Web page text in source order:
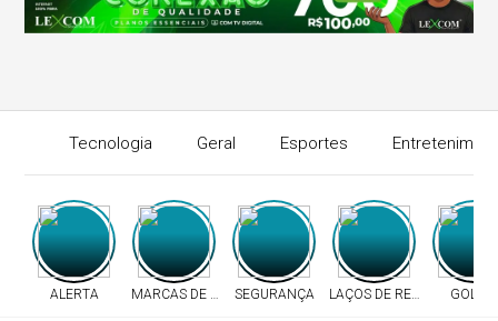
Tecnologia Geral Esportes
ALERTA MARCAS DE TIROSSEGURANÇA LAÇOS DE RESPEITO